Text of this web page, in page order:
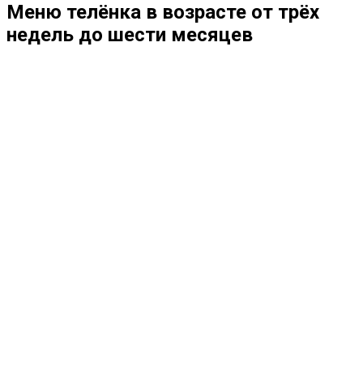
Меню телёнка в возрасте от трёх
недель до шести месяцев